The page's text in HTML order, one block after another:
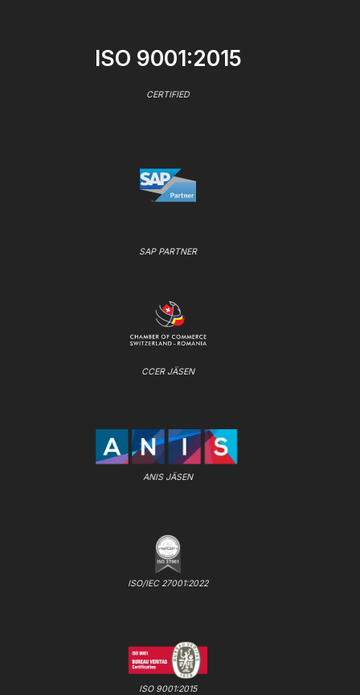
ISO 9001:2015
CERTIFIED
SAP PARTNER
CCER JÄSEN
ANIS JÄSEN
ISO/IEC 27001:2022
ISO 9001:2015